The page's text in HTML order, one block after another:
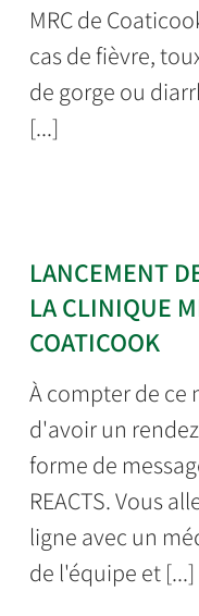
MRC de
cas de fièvre,
de gorge ou
[...]
LANCEMENT
LA CLINIQUE
COATICOOK
À compter de ce
d'avoir un
forme de
REACTS. Vous
ligne avec un
de l'équipe et [...]